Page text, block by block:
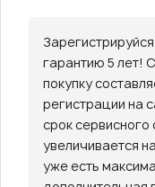
гарантию 5 лет!
покупку
регистрации на
срок
увеличивается
уже есть